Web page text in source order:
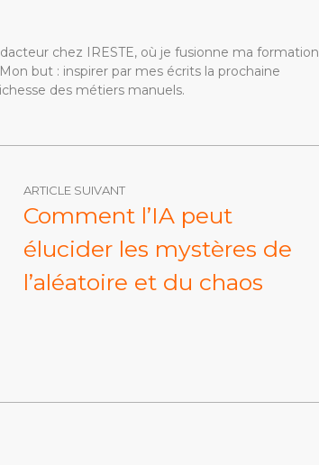
chez IRESTE, où je fusionne ma formation
but : inspirer par mes écrits la prochaine
des métiers manuels.
ARTICLE SUIVANT
Comment l’IA peut
élucider les mystères de
l’aléatoire et du chaos